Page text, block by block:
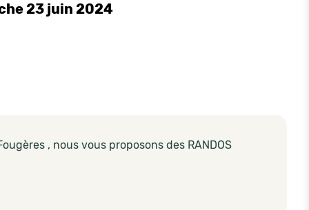
23 juin 2024
, nous vous proposons des RANDOS